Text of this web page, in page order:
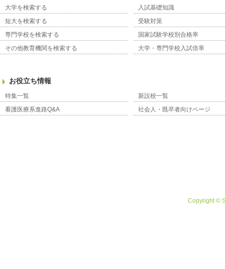
大学を検索する
短大を検索する
専門学校を検索する
その他教育機関を検索する
入試基礎知識
受験対策
国家試験学校別合格率
大学・専門学校入試倍率
お役立ち情報
特集一覧
新設校一覧
看護医療系進路Q&A
社会人・既卒者向けページ
Copyright ©